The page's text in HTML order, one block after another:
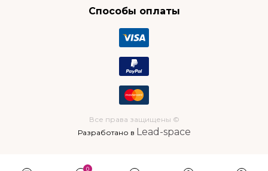
Способы оплаты
Все права защищены ©
Разработано в Lead-space
0